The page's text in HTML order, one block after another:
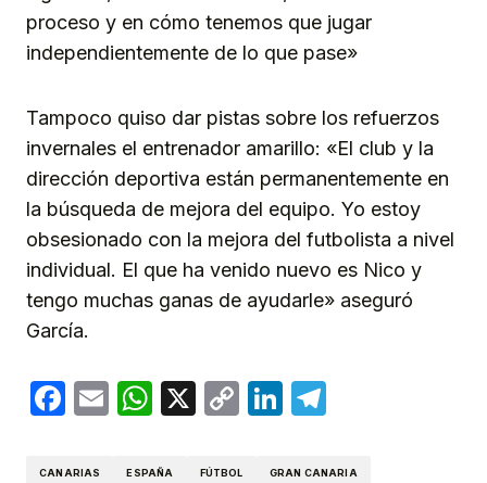
proceso y en cómo tenemos que jugar
independientemente de lo que pase»
Tampoco quiso dar pistas sobre los refuerzos
invernales el entrenador amarillo: «El club y la
dirección deportiva están permanentemente en
la búsqueda de mejora del equipo. Yo estoy
obsesionado con la mejora del futbolista a nivel
individual. El que ha venido nuevo es Nico y
tengo muchas ganas de ayudarle» aseguró
García.
Facebook
EmailWhatsApp
X
CopyLinkedIn
CANARIAS ESPAÑA FÚTBOL GRAN CANARIA